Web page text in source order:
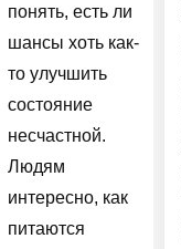
понять, есть ли
шансы хоть как-
то улучшить
состояние
несчастной.
Людям
интересно, как
питаются